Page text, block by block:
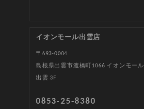
イオンモール出雲店
〒693-0004
島根県出雲市渡橋町1066 イオンモール
出雲 3F
0853-25-8380